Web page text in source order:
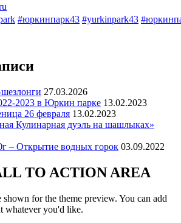
#юркинпарк43 #yurkinpark43
27.03.2026
2023 в Юркин парке 13.02.2023
26 февраля 13.02.2023
Кулинарная дуэль на шашлыках»
– Открытие водных горок 03.09.2022
TO ACTION AREA
for the theme preview. You can add
whatever you'd like.